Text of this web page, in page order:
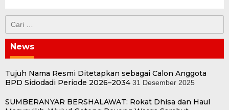
untuk:
News
Tujuh Nama Resmi Ditetapkan sebagai Calon Anggota
BPD Sidodadi Periode 2026–2034 31 Desember 2025
SUMBERANYAR BERSHALAWAT: Rokat Dhisa dan Haul